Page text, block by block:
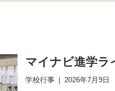
マイナビ進学ラ
学校行事 | 2026年7月9日